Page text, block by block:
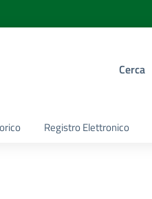
Cerca
Registro Elettronico